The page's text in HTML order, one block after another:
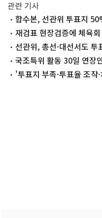
관련 기사
합수본, 선관위 투표지
가닥재검표 현장검증에 체육
맞나선관위, 총선·대선서도
·25년 81건
국조특위 활동 30일 연장
재검표
'투표지 부족·투표율 조